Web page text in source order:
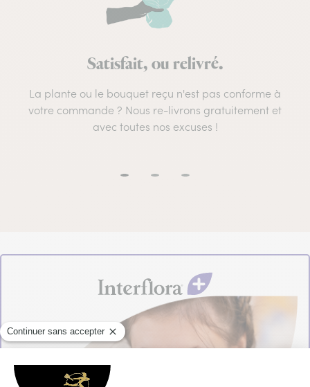
Satisfait, ou relivré.
La plante ou le bouquet reçu n'est pas conforme à
votre commande ? Nous re-livrons gratuitement et
avec toutes nos excuses !